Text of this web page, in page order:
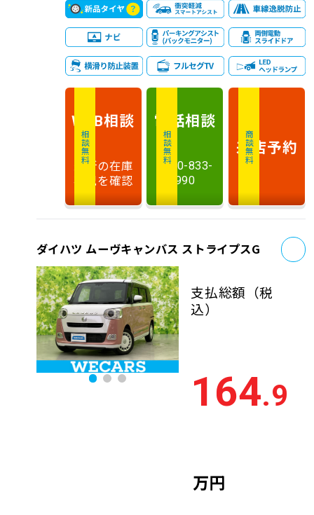
相談無料
WEB相談
最新の在庫
状況を確認
相談無料
電話相談
0120-833-
990
商談無料
来店予約
ダイハツ ムーヴキャンバス ストライプスG
支払総額 （税
込）
164.9
万円